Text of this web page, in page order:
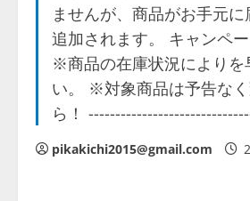
ませんが、商品がお手元
追加されます。 キャンペ
※商品の在庫状況によりを
い。 ※対象商品は予告な
ら！
pikakichi2015@gmail.com